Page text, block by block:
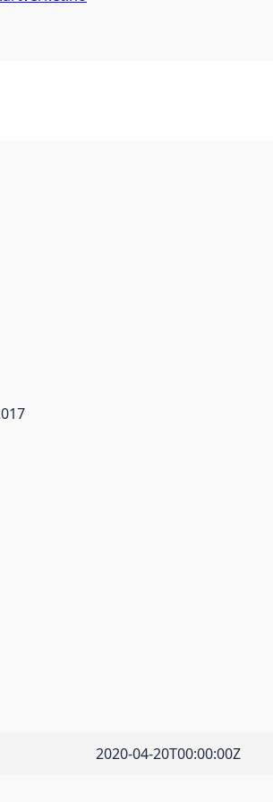
was first released. It may have
2020-04-20T00:00:00Z